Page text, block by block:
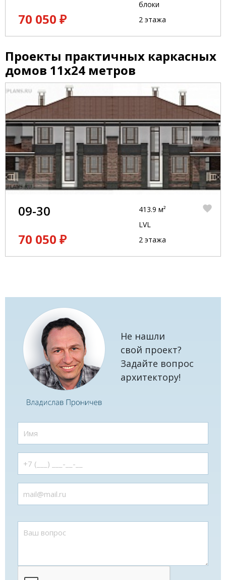
70 050 ₽
блоки
2 этажа
Проекты практичных каркасных
домов 11x24 метров
09-30
70 050 ₽
413.9 м²
LVL
2 этажа
Не нашли
свой проект?
Задайте вопрос
архитектору!